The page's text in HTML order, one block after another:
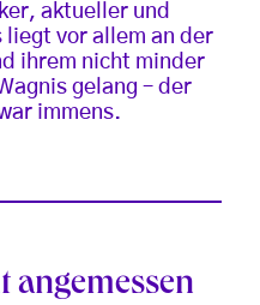
aktueller und
liegt vor allem an der
ihrem nicht minder
gelang – der
immens.
angemessen